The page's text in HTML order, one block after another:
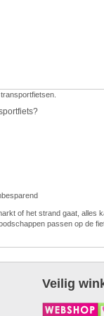
of het strand gaat, alles
passen op de
Veilig